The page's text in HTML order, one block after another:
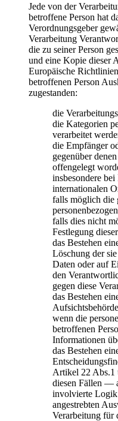
Jede von der
betroffene Person hat
Verordnungsgeber
Verarbeitung
die zu seiner Person
und eine Kopie dieser
Europäische
betroffenen Person
zugestanden:
die
die Kategorien
verarbeitet
die Empfänger
gegenüber
offengelegt
insbesondere
internationalen
falls möglich die
falls dies nicht
Festlegung
das Bestehen
Löschung der
Daten oder auf
den
gegen diese
das Bestehen
Aufsichtsbehörde
wenn die
betroffenen
Informationen
das Bestehen
Artikel 22
diesen Fällen —
involvierte
angestrebten
Verarbeitung für